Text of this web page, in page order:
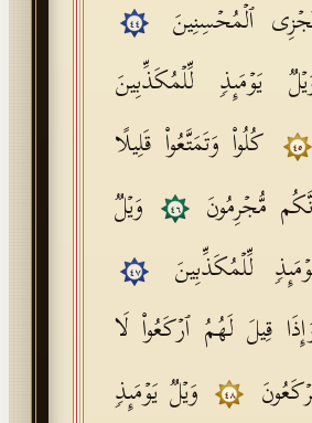
ٱلۡمُحۡسِنِینَ
٤٤
یَوۡمَىِٕذࣲ لِّلۡمُكَذِّبِینَ
٤٥
كُلُوا۟ وَتَمَتَّعُوا۟ قَلِیلًا
مُّجۡرِمُونَ
٤٦
وَیۡلࣱ
لِّلۡمُكَذِّبِینَ
٤٧
قِیلَ لَهُمُ ٱرۡكَعُوا۟ لَا
٤٨
وَیۡلࣱ یَوۡمَىِٕذࣲ